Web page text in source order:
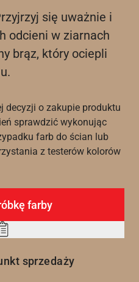
się uważnie i
odcieni w ziarnach
brąz, który ociepli
decyzji o zakupie produktu
sprawdzić wykonując
farb do ścian lub
z testerów kolorów
farby
Add
wishlistsprzedaży